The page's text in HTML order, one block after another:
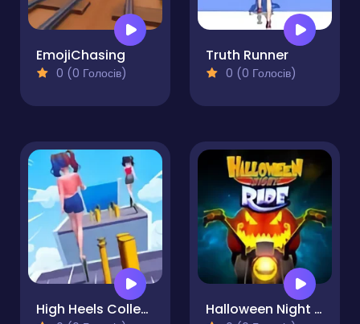
EmojiChasing
0 (0 Голосів)
Truth Runner
0 (0 Голосів)
High Heels Collect Run Halloween Night Ride